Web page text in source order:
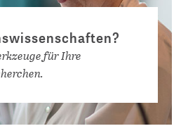
für Ihre